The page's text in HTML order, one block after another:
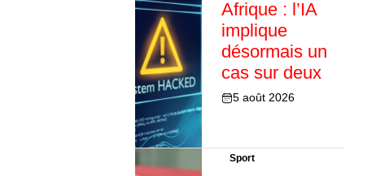
Afrique : l’IA
implique
désormais un
cas sur deux
5 août 2026
Sport